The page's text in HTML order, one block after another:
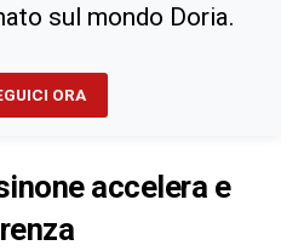
sul mondo Doria.
ORA
accelera e